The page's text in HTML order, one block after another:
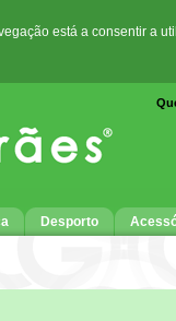
está a consentir a
Desporto